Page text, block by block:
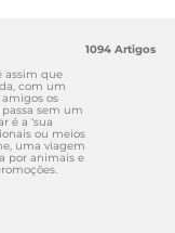
assim que
com um
os
sem um
é a ‘sua
ou meios
uma viagem
por animais e
1094 Artigos